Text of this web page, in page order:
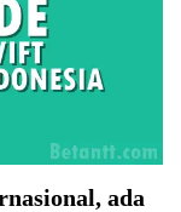
ada